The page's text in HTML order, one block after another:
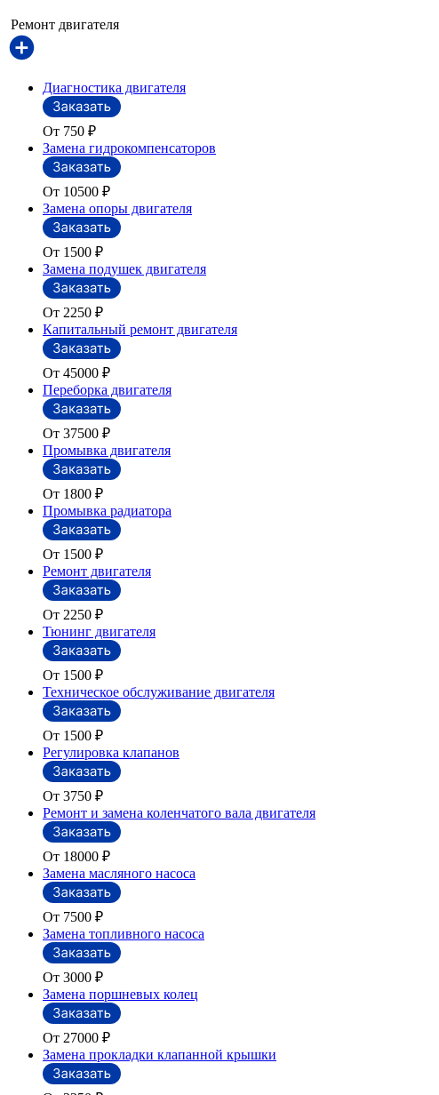
Ремонт двигателя
Диагностика двигателя
От 750 ₽
Замена гидрокомпенсаторов
От 10500 ₽
Замена опоры двигателя
От 1500 ₽
Замена подушек двигателя
От 2250 ₽
Капитальный ремонт двигателя
От 45000 ₽
Переборка двигателя
От 37500 ₽
Промывка двигателя
От 1800 ₽
Промывка радиатора
От 1500 ₽
Ремонт двигателя
От 2250 ₽
Тюнинг двигателя
От 1500 ₽
Техническое обслуживание двигателя
От 1500 ₽
Регулировка клапанов
От 3750 ₽
Ремонт и замена коленчатого вала двигателя
От 18000 ₽
Замена масляного насоса
От 7500 ₽
Замена топливного насоса
От 3000 ₽
Замена поршневых колец
От 27000 ₽
Замена прокладки клапанной крышки